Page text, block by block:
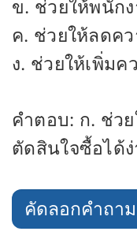
ข. ช่วยให้พนัก
ค. ช่วยให้ลดค
ง. ช่วยให้เพิ่ม
คำตอบ: ก. ช่ว
ตัดสินใจซื้อได้
คัดลอกคำถา